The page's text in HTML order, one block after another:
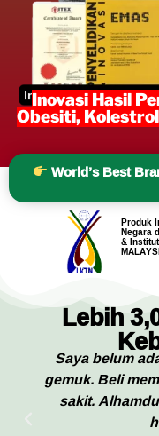
Inovasi Hasil
Obesiti,
World’s Best
Produk
Negara
&
Lebih
Saya belum
gemuk. Beli
sakit.